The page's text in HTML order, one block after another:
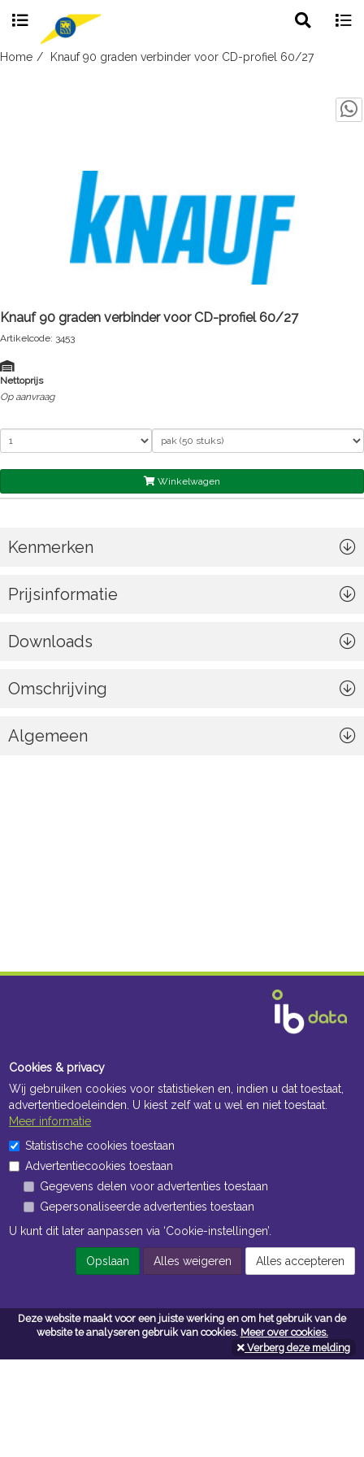
Deze website maakt voor een juiste werking en om het gebruik van de
website te analyseren gebruik van cookies. Meer over cookies.
Verberg deze melding
Skip
search
Home Knauf 90 graden verbinder voor CD-profiel 60/27
Knauf 90 graden verbinder voor CD-profiel 60/27
Artikelcode: 3453
Nettoprijs
Op aanvraag
Winkelwagen
Kenmerken
Prijsinformatie
Downloads
Omschrijving
Algemeen
Openingstijden Kantoor
ma t/m vr 8:30 uur tot 17:00 uur
Openingstijden Magazijn
ma t/m vr 7:00 uur tot 16:30 uur
Navigatie
Cookies & privacy
Wij gebruiken cookies voor statistieken en, indien u dat toestaat,
advertentiedoeleinden. U kiest zelf wat u wel en niet toestaat.
Meer informatie
Statistische cookies toestaan
Advertentiecookies toestaan
Gegevens delen voor advertenties toestaan
Gepersonaliseerde advertenties toestaan
U kunt dit later aanpassen via ‘Cookie-instellingen’.
Opslaan Alles weigeren Alles accepteren